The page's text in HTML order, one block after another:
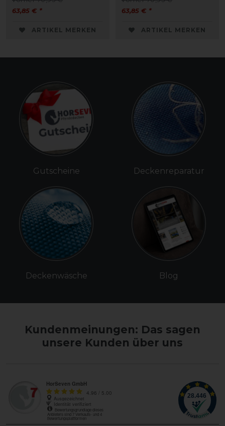
63,85 € *
ARTIKEL MERKEN
63,85 € *
ARTIKEL MERKEN
Gutscheine
Deckenwäsche
Deckenreparatur
Blog
Kundenmeinungen: Das sagen
unsere Kunden über uns